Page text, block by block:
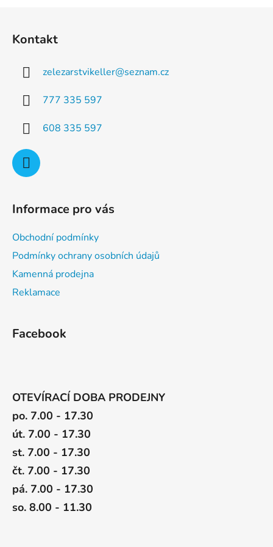
v
Kontakt
zelezarstvikeller@seznam.cz
777 335 597
608 335 597
Informace pro vás
Obchodní podmínky
Podmínky ochrany osobních údajů
Kamenná prodejna
Reklamace
Facebook
OTEVÍRACÍ DOBA PRODEJNY
po. 7.00 - 17.30
út. 7.00 - 17.30
st. 7.00 - 17.30
čt. 7.00 - 17.30
pá. 7.00 - 17.30
so. 8.00 - 11.30